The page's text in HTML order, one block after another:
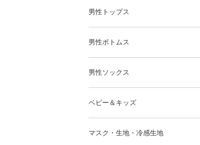
男性トップス
男性ボトムス
男性ソックス
ベビー＆キッズ
マスク・生地・冷感生地